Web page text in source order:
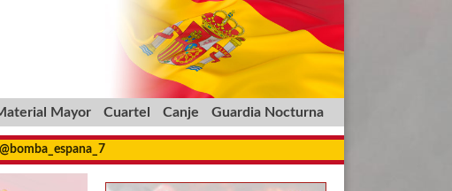
Mayor Cuartel Canje Guardia Nocturna